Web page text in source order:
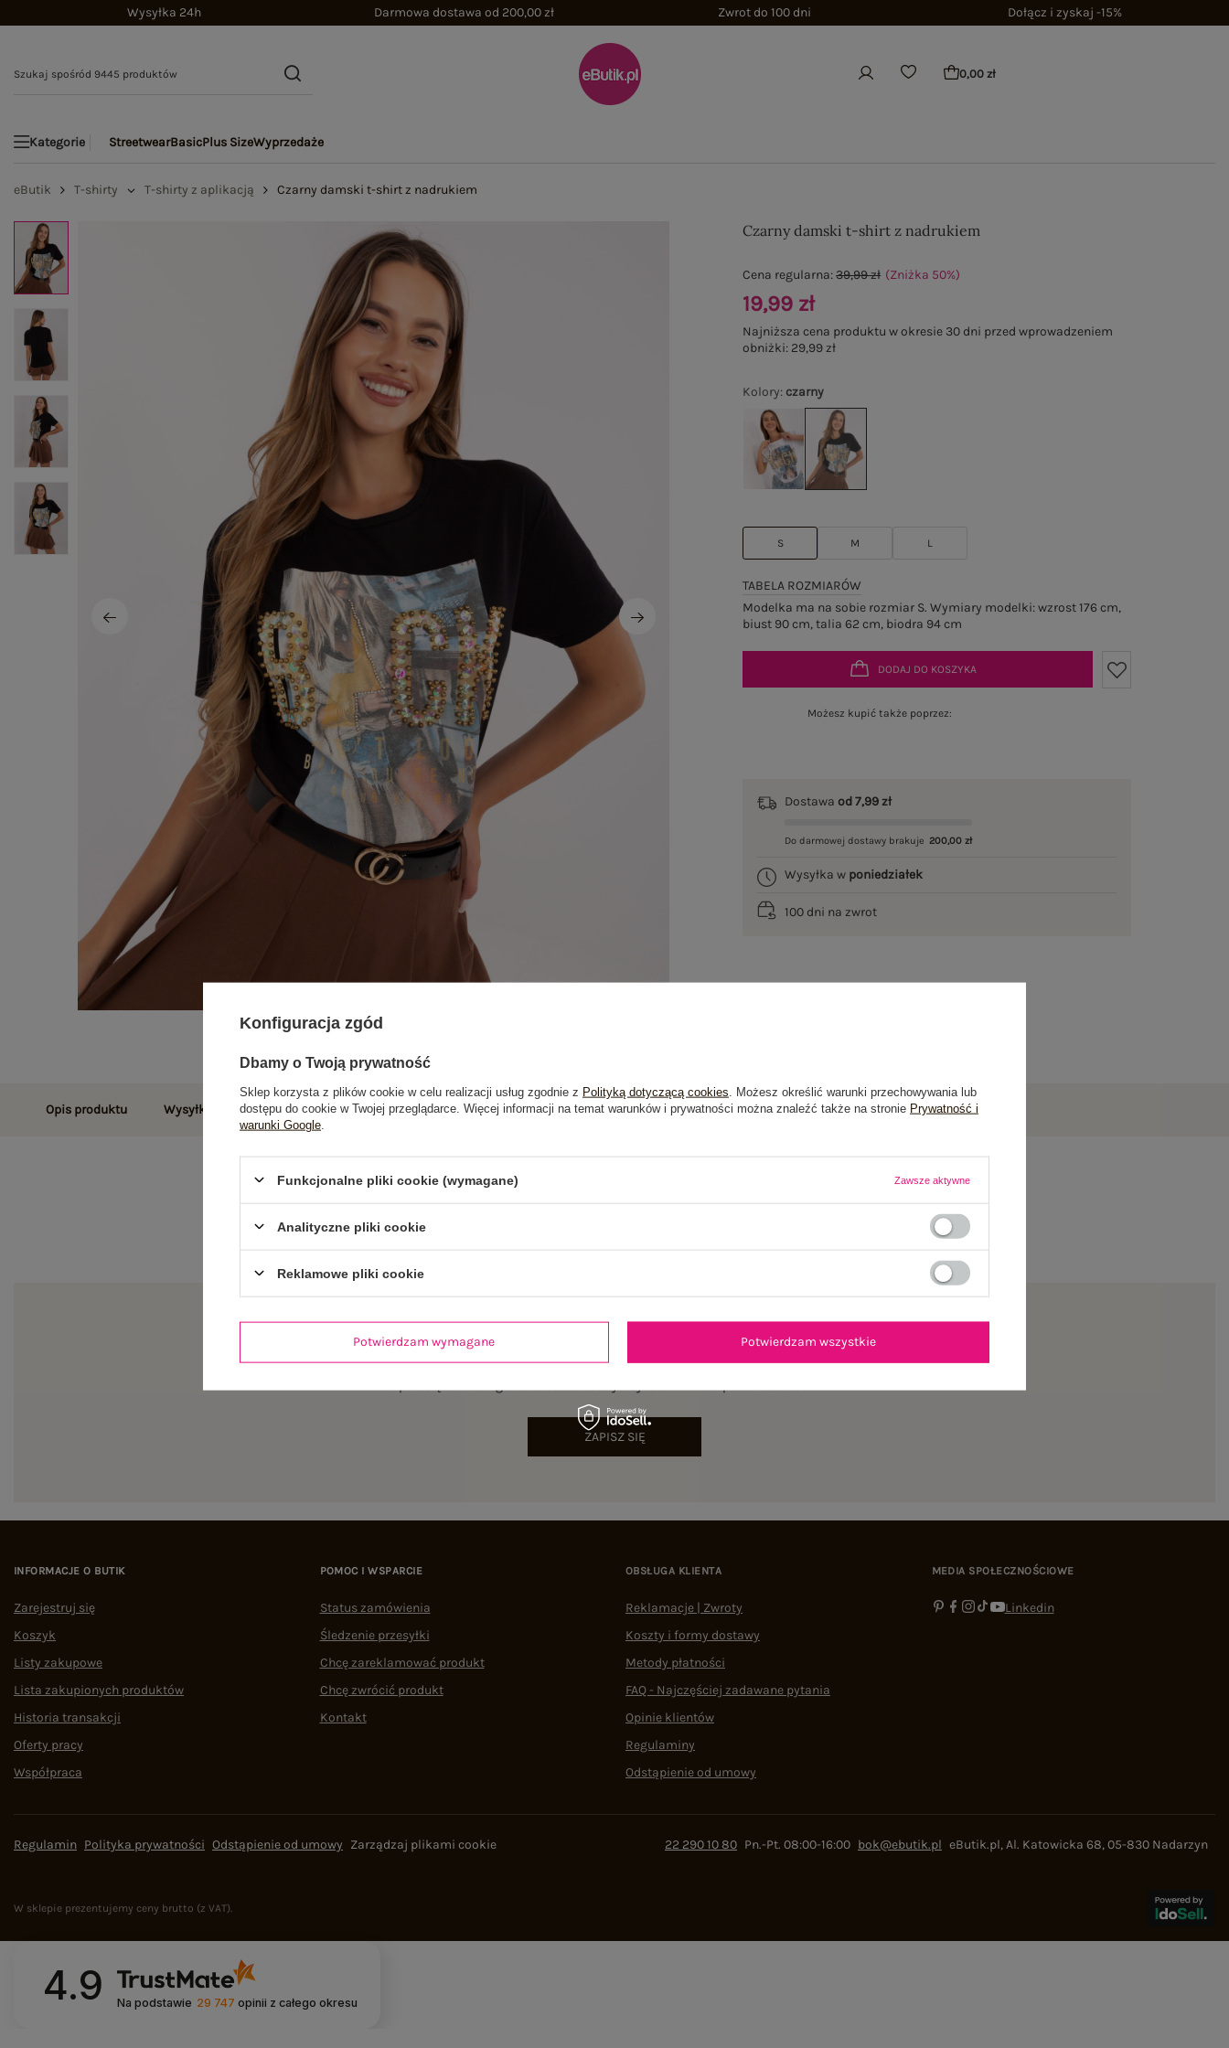
Wysyłka 24h Darmowa dostawa od 200,00 zł Zwrot do 100 dni Dołącz i zyskaj -15%
0,00 zł
Kategorie StreetwearBasicPlus SizeWyprzedaże
eButik T-shirty T-shirty z aplikacją Czarny damski t-shirt z nadrukiem
Czarny damski t-shirt z nadrukiem
Kolory: czarny
S M L
TABELA ROZMIARÓW
Modelka ma na sobie rozmiar S. Wymiary modelki: wzrost 176 cm,
biust 90 cm, talia 62 cm, biodra 94 cm
Cena regularna:39,99 zł (Zniżka 50%)
19,99 zł
Najniższa cena produktu w okresie 30 dni przed wprowadzeniem
obniżki: 29,99 zł
DODAJ DO KOSZYKA
Możesz kupić także poprzez:
Dostawaod 7,99 zł
Do darmowej dostawy brakuje 200,00 zł
Wysyłka w poniedziałek
100 dni na zwrot
Opis produktu Wysyłka i dostawa Zwroty i reklamacje Opinie o produkcie(0)
ZAPISZ SIĘ
INFORMACJE O BUTIK
Zarejestruj się
Koszyk
Listy zakupowe
Lista zakupionych produktów
Historia transakcji
Oferty pracy
Współpraca
POMOC I WSPARCIE
Status zamówienia
Śledzenie przesyłki
Chcę zareklamować produkt
Chcę zwrócić produkt
Kontakt
OBSŁUGA KLIENTA
Reklamacje | Zwroty
Koszty i formy dostawy
Metody płatności
FAQ - Najczęściej zadawane pytania
Opinie klientów
Regulaminy
Odstąpienie od umowy
MEDIA SPOŁECZNOŚCIOWE
Linkedin
Regulamin Polityka prywatności Odstąpienie od umowy Zarządzaj plikami cookie 22 290 10 80 Pn.-Pt. 08:00-16:00 bok@ebutik.pl eButik.pl,Al. Katowicka 68,05-830 Nadarzyn
W sklepie prezentujemy ceny brutto (z VAT).
4.9 Na podstawie 29 747 opinii z całego okresu
Konfiguracja zgód
Dbamy o Twoją prywatność
Sklep korzysta z plików cookie w celu realizacji usług zgodnie z Polityką dotyczącą cookies . Możesz określić warunki przechowywania lub
dostępu do cookie w Twojej przeglądarce. Więcej informacji na temat warunków i prywatności można znaleźć także na stronie Prywatność i
warunki Google
Funkcjonalne pliki cookie (wymagane) Zawsze aktywne
Analityczne pliki cookie
Reklamowe pliki cookie
Potwierdzam wymagane Potwierdzam wszystkie